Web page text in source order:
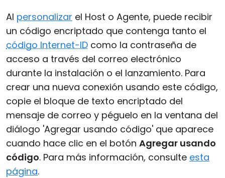
Al personalizar el Host o Agente, puede recibir
un código encriptado que contenga tanto el
código Internet-ID como la contraseña de
acceso a través del correo electrónico
durante la instalación o el lanzamiento. Para
crear una nueva conexión usando este código,
copie el bloque de texto encriptado del
mensaje de correo y péguelo en la ventana del
diálogo 'Agregar usando código' que aparece
cuando hace clic en el botón Agregar usando
código. Para más información, consulte esta
página.